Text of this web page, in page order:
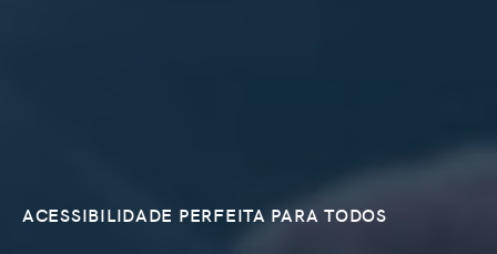
ACESSIBILIDADE PERFEITA PARA TODOS